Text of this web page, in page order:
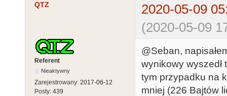
QTZ
2020-05-09
(2020-05-09
Referent
Nieaktywny
Zarejestrowany: 2017-06-12
Posty: 439
@Seban,
wynikowy wyszedł
tym przypadku na
mniej (226 Bajtów